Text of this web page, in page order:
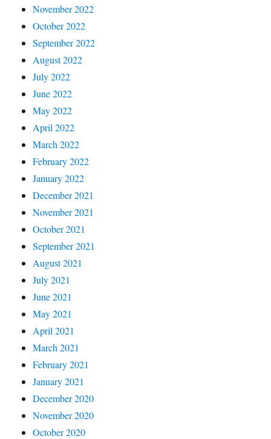
November 2022
October 2022
September 2022
August 2022
July 2022
June 2022
May 2022
April 2022
March 2022
February 2022
January 2022
December 2021
November 2021
October 2021
September 2021
August 2021
July 2021
June 2021
May 2021
April 2021
March 2021
February 2021
January 2021
December 2020
November 2020
October 2020